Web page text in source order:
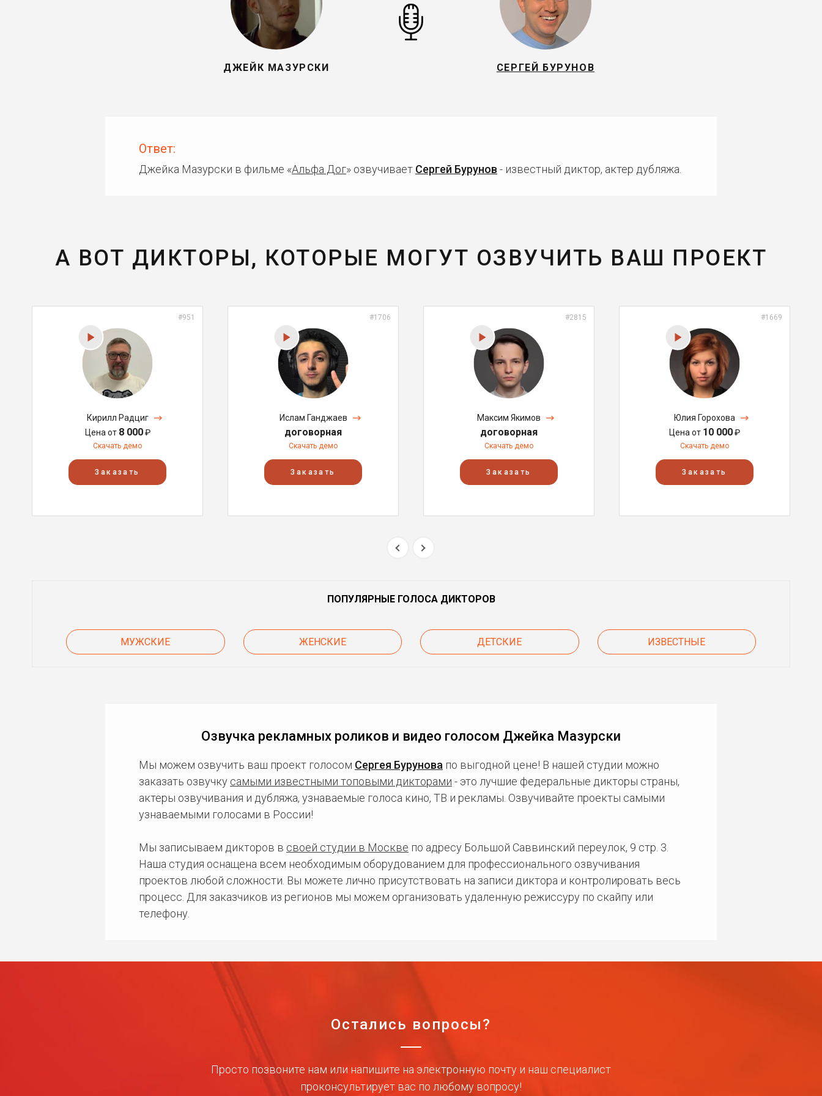
ДЖЕЙК МАЗУРСКИ СЕРГЕЙ БУРУНОВ
Ответ:
Джейка Мазурски в фильме «Альфа Дог» озвучивает Сергей Бурунов - известный диктор, актер дубляжа.
А ВОТ ДИКТОРЫ, КОТОРЫЕ МОГУТ ОЗВУЧИТЬ ВАШ ПРОЕКТ
#951
Кирилл Радциг
Цена от 8 000₽
Скачать демо
Заказать
#1706
Ислам Ганджаев
договорная
Скачать демо
Заказать
#2815
Максим Якимов
договорная
Скачать демо
Заказать
#1669
Юлия Горохова
Цена от 10 000₽
Скачать демо
Заказать
ПОПУЛЯРНЫЕ ГОЛОСА ДИКТОРОВ
МУЖСКИЕ ЖЕНСКИЕ ДЕТСКИЕ ИЗВЕСТНЫЕ
Озвучка рекламных роликов и видео голосом Джейка Мазурски
Мы можем озвучить ваш проект голосом Сергея Бурунова по выгодной цене! В нашей студии можно
заказать озвучку самыми известными топовыми дикторами - это лучшие федеральные дикторы страны,
актеры озвучивания и дубляжа, узнаваемые голоса кино, ТВ и рекламы. Озвучивайте проекты самыми
узнаваемыми голосами в России!
Мы записываем дикторов в своей студии в Москве по адресу Большой Саввинский переулок, 9 стр. 3.
Наша студия оснащена всем необходимым оборудованием для профессионального озвучивания
проектов любой сложности. Вы можете лично присутствовать на записи диктора и контролировать весь
процесс. Для заказчиков из регионов мы можем организовать удаленную режиссуру по скайпу или
телефону.
Остались вопросы?
Просто позвоните нам или напишите на электронную почту и наш специалист
проконсультирует вас по любому вопросу!